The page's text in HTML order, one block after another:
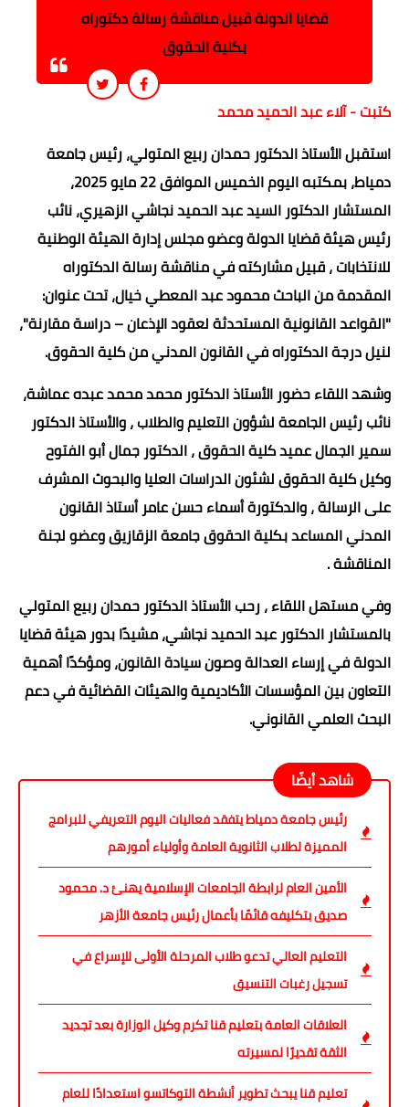
قضايا الدولة قبيل مناقشة رسالة دكتوراه
بكلية الحقوق
كتبت - آلاء عبد الحميد محمد
استقبل الأستاذ الدكتور حمدان ربيع المتولي، رئيس جامعة
دمياط، بمكتبه اليوم الخميس الموافق 22 مايو 2025،
المستشار الدكتور السيد عبد الحميد نجاشي الزهيري، نائب
رئيس هيئة قضايا الدولة وعضو مجلس إدارة الهيئة الوطنية
للانتخابات ، قبيل مشاركته في مناقشة رسالة الدكتوراه
المقدمة من الباحث محمود عبد المعطي خيال، تحت عنوان:
"القواعد القانونية المستحدثة لعقود الإذعان – دراسة مقارنة"،
لنيل درجة الدكتوراه في القانون المدني من كلية الحقوق.
وشهد اللقاء حضور الأستاذ الدكتور محمد محمد عبده عماشة،
نائب رئيس الجامعة لشؤون التعليم والطلاب ، والأستاذ الدكتور
سمير الجمال عميد كلية الحقوق ، الدكتور جمال أبو الفتوح
وكيل كلية الحقوق لشئون الدراسات العليا والبحوث المشرف
على الرسالة ، والدكتورة أسماء حسن عامر أستاذ القانون
المدني المساعد بكلية الحقوق جامعة الزقازيق وعضو لجنة
المناقشة .
وفي مستهل اللقاء ، رحب الأستاذ الدكتور حمدان ربيع المتولي
بالمستشار الدكتور عبد الحميد نجاشي، مشيدًا بدور هيئة قضايا
الدولة في إرساء العدالة وصون سيادة القانون، ومؤكدًا أهمية
التعاون بين المؤسسات الأكاديمية والهيئات القضائية في دعم
البحث العلمي القانوني.
شاهد أيضًا
رئيس جامعة دمياط يتفقد فعاليات اليوم التعريفي للبرامج
المميزة لطلاب الثانوية العامة وأولياء أمورهم
الأمين العام لرابطة الجامعات الإسلامية يهنئ د. محمود
صديق بتكليفه قائمًا بأعمال رئيس جامعة الأزهر
التعليم العالي تدعو طلاب المرحلة الأولى للإسراع في
تسجيل رغبات التنسيق
العلاقات العامة بتعليم قنا تكرم وكيل الوزارة بعد تجديد
الثقة تقديرًا لمسيرته
تعليم قنا يبحث تطوير أنشطة التوكاتسو استعدادًا للعام